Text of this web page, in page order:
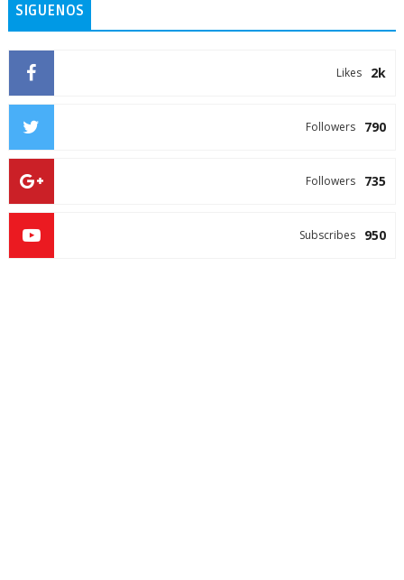
SIGUENOS
2k
Likes
790
Followers
735
Followers
950
Subscribes